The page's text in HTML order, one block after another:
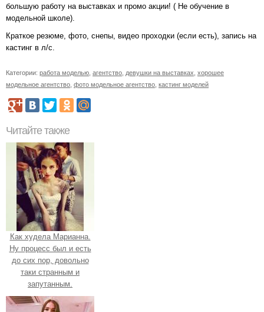
большую работу на выставках и промо акции! ( Не обучение в
модельной школе).
Краткое резюме, фото, снепы, видео проходки (если есть), запись на
кастинг в л/c.
Категории: работа моделью агентство девушки на выставках хорошее
модельное агентство фото модельное агентство кастинг моделей
Читайте также
Как худела Марианна.
Ну процесс был и есть
до сих пор, довольно
таки странным и
запутанным.